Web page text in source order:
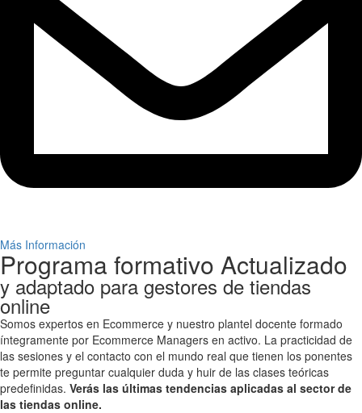
Más Información
Programa formativo Actualizado
y adaptado para gestores de tiendas
online
Somos expertos en Ecommerce y nuestro plantel docente formado
íntegramente por Ecommerce Managers en activo. La practicidad de
las sesiones y el contacto con el mundo real que tienen los ponentes
te permite preguntar cualquier duda y huir de las clases teóricas
predefinidas. Verás las últimas tendencias aplicadas al sector de
las tiendas online.